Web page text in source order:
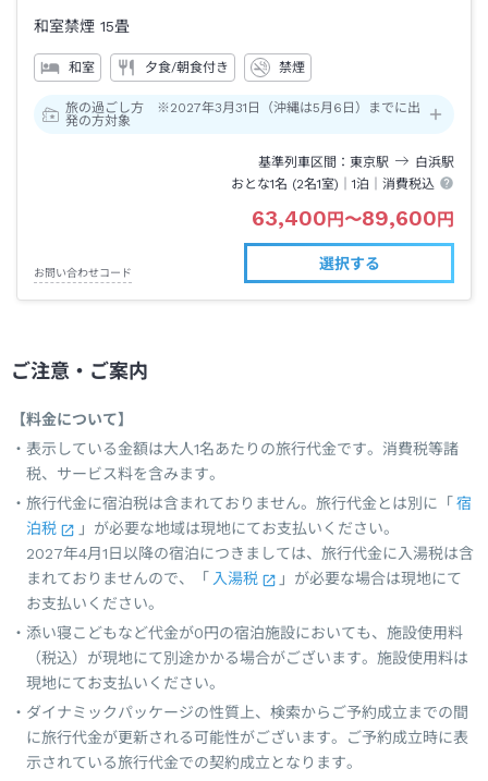
和室禁煙 15畳
和室 夕食/朝食付き 禁煙
旅の過ごし方 ※2027年3月31日（沖縄は5月6日）までに出
発の方対象
基準列車区間 東京駅 白浜駅
おとな1名 (2名1室)｜1泊 ｜消費税込
63,400 円 〜89,600 円
お問い合わせコード
選択する
ご注意・ご案内
【料金について】
表示している金額は大人1名あたりの旅行代金です。消費税等諸
税、サービス料を含みます。
旅行代金に宿泊税は含まれておりません。旅行代金とは別に「 宿
泊税
」が必要な地域は現地にてお支払いください。
2027年4月1日以降の宿泊につきましては、旅行代金に入湯税は含
まれておりませんので、「 入湯税
」が必要な場合は現地にて
お支払いください。
添い寝こどもなど代金が0円の宿泊施設においても、施設使用料
（税込）が現地にて別途かかる場合がございます。施設使用料は
現地にてお支払いください。
ダイナミックパッケージの性質上、検索からご予約成立までの間
に旅行代金が更新される可能性がございます。ご予約成立時に表
示されている旅行代金での契約成立となります。